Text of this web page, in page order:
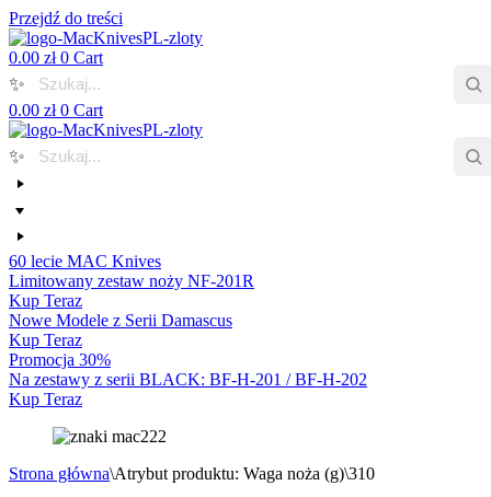
Przejdź do treści
0.00 zł 0 Cart
✨
0.00 zł 0 Cart
✨
60 lecie MAC Knives
Limitowany zestaw noży NF-201R
Kup Teraz
Nowe Modele z Serii Damascus
Kup Teraz
Promocja 30%
Na zestawy z serii BLACK: BF-H-201 / BF-H-202
Kup Teraz
Strona główna\Atrybut produktu: Waga noża (g)\310